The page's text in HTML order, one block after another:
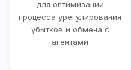
для оптимизации
процесса урегулирования
убытков и обмена с
агентами